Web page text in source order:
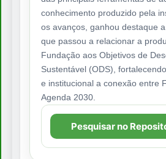
conhecimento produzido pela
os avanços, ganhou destaque
que passou a relacionar a
Fundação aos Objetivos de
Sustentável (ODS),
e institucional a conexão entre
Agenda 2030.
Pesquisar no